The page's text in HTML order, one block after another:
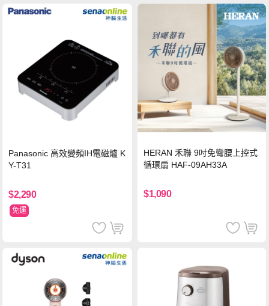
Panasonic 高效變頻IH電磁爐 K
Y-T31
$2,290
免運
HERAN 禾聯 9吋免彎腰上控式
循環扇 HAF-09AH33A
$1,090